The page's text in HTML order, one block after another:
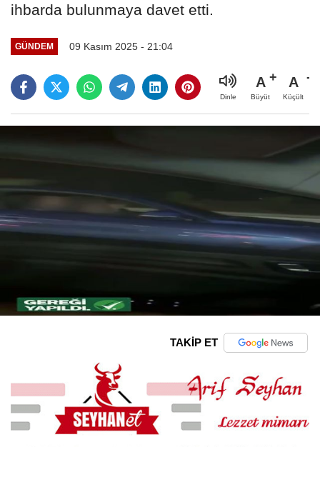
ihbarda bulunmaya davet etti.
GÜNDEM 09 Kasım 2025 - 21:04
Dinle
A
Büyüt
A
Küçült
TAKİP ET